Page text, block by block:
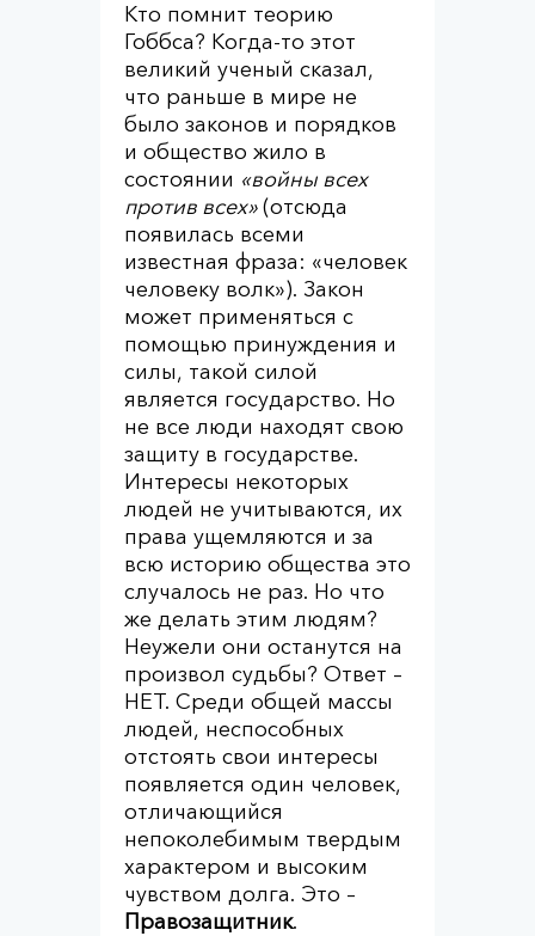
Кто помнит теорию
Гоббса? Когда-то этот
великий ученый сказал,
что раньше в мире не
было законов и порядков
и общество жило в
состоянии «войны всех
против всех»(отсюда
появилась всеми
известная фраза: «человек
человеку волк»). Закон
может применяться с
помощью принуждения и
силы, такой силой
является государство. Но
не все люди находят свою
защиту в государстве.
Интересы некоторых
людей не учитываются, их
права ущемляются и за
всю историю общества это
случалось не раз. Но что
же делать этим людям?
Неужели они останутся на
произвол судьбы? Ответ –
НЕТ. Среди общей массы
людей, неспособных
отстоять свои интересы
появляется один человек,
отличающийся
непоколебимым твердым
характером и высоким
чувством долга. Это –
Правозащитник.